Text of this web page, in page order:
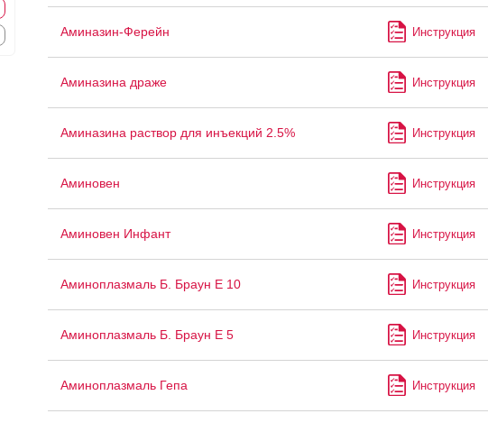
Аминазин-Ферейн Инструкция
Аминазина драже Инструкция
Аминазина раствор для инъекций 2.5% Инструкция
Аминовен Инструкция
Аминовен Инфант Инструкция
Аминоплазмаль Б. Браун Е 10 Инструкция
Аминоплазмаль Б. Браун Е 5 Инструкция
Аминоплазмаль Гепа Инструкция